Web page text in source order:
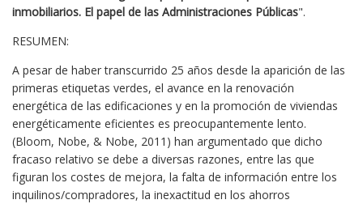
inmobiliarios. El papel de las Administraciones Públicas".
RESUMEN:
A pesar de haber transcurrido 25 años desde la aparición de las
primeras etiquetas verdes, el avance en la renovación
energética de las edificaciones y en la promoción de viviendas
energéticamente eficientes es preocupantemente lento.
(Bloom, Nobe, & Nobe, 2011) han argumentado que dicho
fracaso relativo se debe a diversas razones, entre las que
figuran los costes de mejora, la falta de información entre los
inquilinos/compradores, la inexactitud en los ahorros